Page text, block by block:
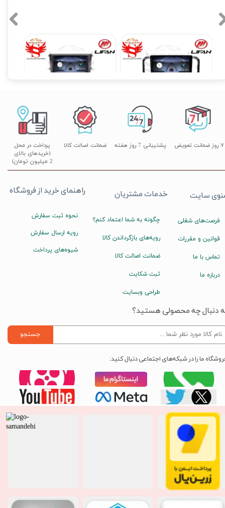
مانیتور فابریک اندروید خودروی لیفان 820 برند ویستا VISTA مدل TSX-1032
۱۷,۴۹۰,۰۰۰ تومان
مانیتور فابریک اندروید خودروی لیفان 620 برند ویستا VISTA مدل TSX-1032
۱۶,۵۹۰,۰۰۰ تومان
پشتیبانی 7 روز هفته
پرداخت در محل
(خریدهای بالای
2 میلیون تومان)
۷ روز ضمانت تعویض ضمانت اصالت کالا
راهنمای خرید از فروشگاه
نحوه ثبت سفارش
رویه ارسال سفارش
شیوه‌های پرداخت
خدمات مشتریان
چگونه به شما اعتماد کنم؟
رویه‌های بازگرداندن کالا
ضمانت اصالت کالا
ثبت شکایت
طراحی وبسایت
سایت
فرصت‌های شغلی
قوانین و مقررات
تماس با ما
درباره ما
دنبال چه محصولی هستید؟
جستجو
ما را در شبکه‌های اجتماعی دنبال کنید: